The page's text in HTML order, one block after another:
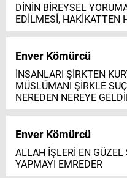
DİNİN BİREYSEL
EDİLMESİ, HAKİKATTEN
Enver Kömürcü
İNSANLARI ŞİRKTEN
MÜSLÜMANI ŞİRKLE
NEREDEN NEREYE
Enver Kömürcü
ALLAH İŞLERİ EN GÜZEL
YAPMAYI EMREDER